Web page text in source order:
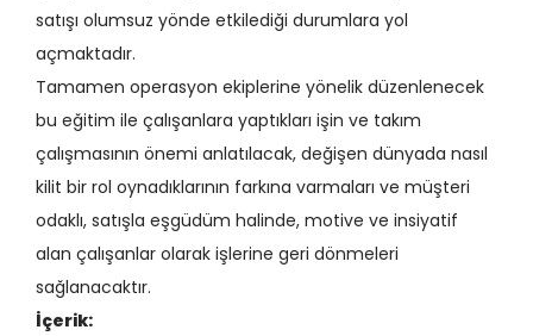
satışı olumsuz yönde etkilediği durumlara yol
açmaktadır.
Tamamen operasyon ekiplerine yönelik düzenlenecek
bu eğitim ile çalışanlara yaptıkları işin ve takım
çalışmasının önemi anlatılacak, değişen dünyada nasıl
kilit bir rol oynadıklarının farkına varmaları ve müşteri
odaklı, satışla eşgüdüm halinde, motive ve insiyatif
alan çalışanlar olarak işlerine geri dönmeleri
sağlanacaktır.
İçerik: